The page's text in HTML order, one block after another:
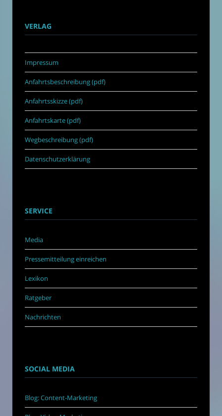
VERLAG
Impressum
Anfahrtsbeschreibung (pdf)
Anfahrtsskizze (pdf)
Anfahrtskarte (pdf)
Wegbeschreibung (pdf)
Datenschutzerklärung
SERVICE
Media
Pressemitteilung einreichen
Lexikon
Ratgeber
Nachrichten
SOCIAL MEDIA
Blog: Content-Marketing